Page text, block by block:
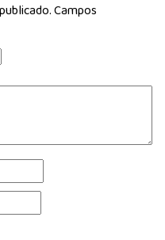
Campos